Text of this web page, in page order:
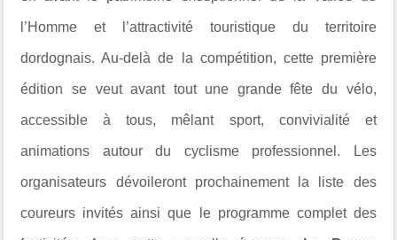
l’Homme et l’attractivité touristique du territoire
dordognais. Au-delà de la compétition, cette première
édition se veut avant tout une grande fête du vélo,
accessible à tous, mêlant sport, convivialité et
animations autour du cyclisme professionnel. Les
organisateurs dévoileront prochainement la liste des
coureurs invités ainsi que le programme complet des